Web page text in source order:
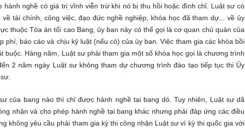
hành nghề có giá trị vĩnh viễn trừ khi nó bị thu hồi hoặc đình chỉ. Luật sư có
tài chính, công việc, đạo đức nghề nghiệp, khóa học đã tham dự... về ủy
thuộc Tòa án tối cao Bang, ủy ban này có thể gọi là cơ quan chủ quản của
phí, báo cáo và chịu kỷ luật (nếu có) của ủy ban. Việc tham gia các khóa bồi
buộc. Hàng năm, Luật sư phải tham gia một số khóa học gọi là chương trình
2 năm ngày Luật sư không tham dự chương trình đào tạo tiếp tục thi Ủy
của bang nào thì chỉ được hành nghề tại bang dó. Tuy nhiên, Luật sư dã
nhận và cho phép hành nghề tại bang khác nhưng phải đáp ứng các điều
không yêu cầu phải tham gia kỳ thi công nhận Luật sư vì kỳ thi quốc gia với